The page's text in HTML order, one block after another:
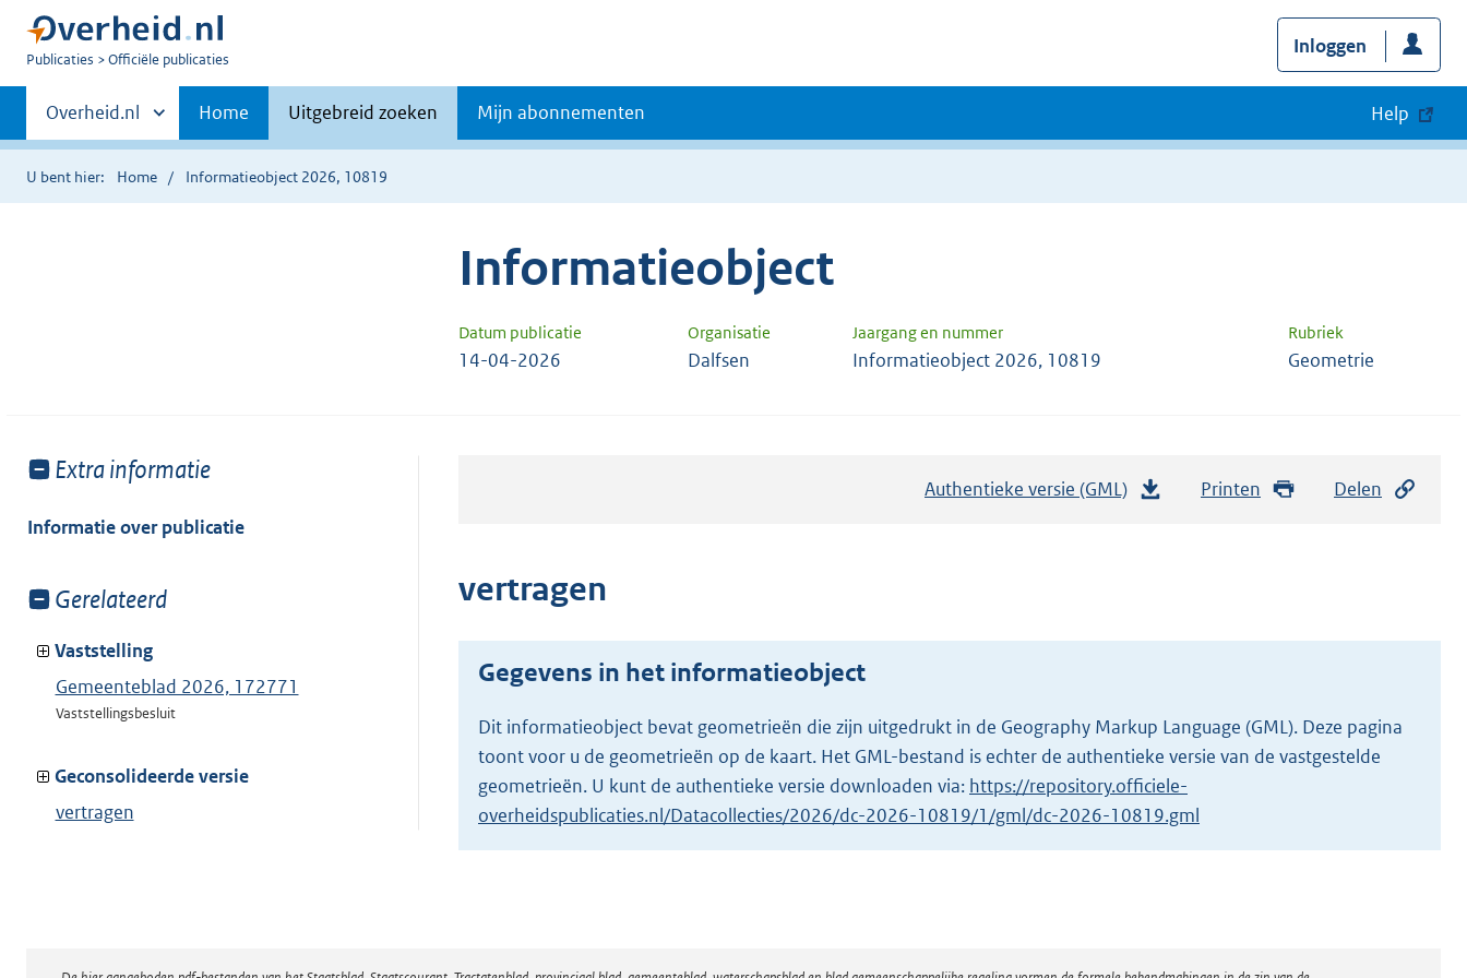
U
Publicaties Officiële publicaties
Inloggen
Primaire
navigatie
Andere
sites
binnen
Overheid.nl Home Uitgebreid zoeken Mijn abonnementen Help
U bent hier: Home Informatieobject 2026, 10819
Informatieobject
Datum publicatie Organisatie Jaargang en nummer Rubriek
14-04-2026 Dalfsen Informatieobject 2026, 10819 Geometrie
Toon
van:
Extra informatie
Informatie over publicatie
Toon
van:
Gerelateerd
Vaststelling
Gemeenteblad 2026, 172771
Vaststellingsbesluit
Geconsolideerde versie
vertragen
Authentieke versie (GML)
n
g
r
o
o
Printen Delen
vertragen
Gegevens in het informatieobject
Dit informatieobject bevat geometrieën die zijn uitgedrukt in de Geography Markup Language (GML). Deze pagina
toont voor u de geometrieën op de kaart. Het GML-bestand is echter de authentieke versie van de vastgestelde
geometrieën. U kunt de authentieke versie downloaden via: https://repository.officiele-
overheidspublicaties.nl/Datacollecties/2026/dc-2026-10819/1/gml/dc-2026-10819.gml